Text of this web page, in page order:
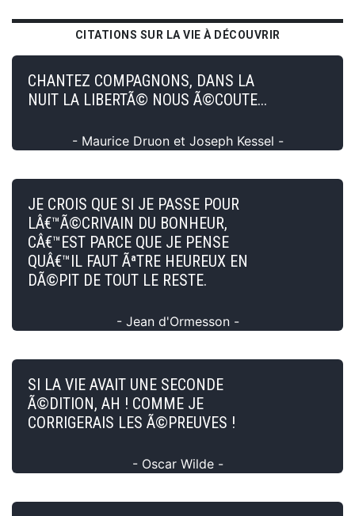
CITATIONS SUR LA VIE À DÉCOUVRIR
CHANTEZ COMPAGNONS, DANS LA
NUIT LA LIBERTÃ© NOUS Ã©COUTE...
- Maurice Druon et Joseph Kessel -
JE CROIS QUE SI JE PASSE POUR
LÂ€™Ã©CRIVAIN DU BONHEUR,
CÂ€™EST PARCE QUE JE PENSE
QUÂ€™IL FAUT ÃªTRE HEUREUX EN
DÃ©PIT DE TOUT LE RESTE.
- Jean d'Ormesson -
SI LA VIE AVAIT UNE SECONDE
Ã©DITION, AH ! COMME JE
CORRIGERAIS LES Ã©PREUVES !
- Oscar Wilde -